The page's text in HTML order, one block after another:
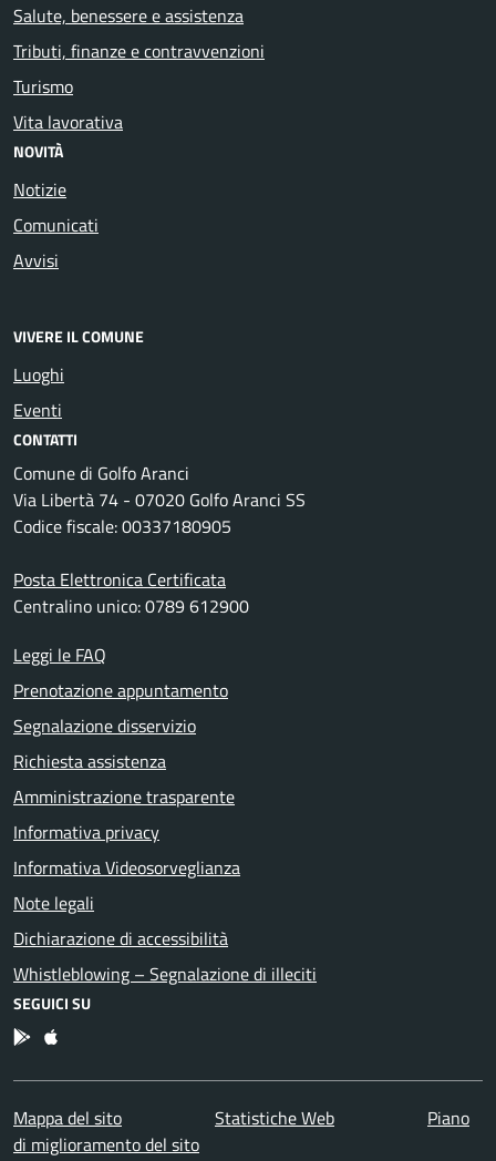
Salute, benessere e assistenza
Tributi, finanze e contravvenzioni
Turismo
Vita lavorativa
NOVITÀ
Notizie
Comunicati
Avvisi
VIVERE IL COMUNE
Luoghi
Eventi
CONTATTI
Comune di Golfo Aranci
Via Libertà 74 - 07020 Golfo Aranci SS
Codice fiscale: 00337180905
Posta Elettronica Certificata
Centralino unico: 0789 612900
Leggi le FAQ
Prenotazione appuntamento
Segnalazione disservizio
Richiesta assistenza
Amministrazione trasparente
Informativa privacy
Informativa Videosorveglianza
Note legali
Dichiarazione di accessibilità
Whistleblowing – Segnalazione di illeciti
SEGUICI SU
App Android
App IOS
Mappa del sito Statistiche Web
Piano
di miglioramento del sito